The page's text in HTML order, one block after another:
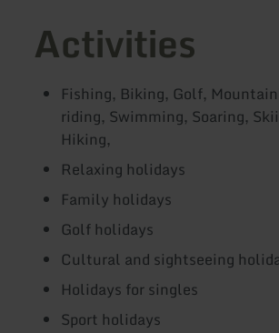
Activities
Fishing, Biking, Golf,
riding, Swimming, Soaring,
Hiking,
Relaxing holidays
Family holidays
Golf holidays
Cultural and sightseeing
Holidays for singles
Sport holidays